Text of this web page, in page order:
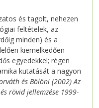
és tagolt, nehezen
feltételek, az
minden) és a
kiemelkedően
egyedekkel; régen
kutatását a nagyon
és Bölöni (2002) Az
rövid jellemzése 1999-